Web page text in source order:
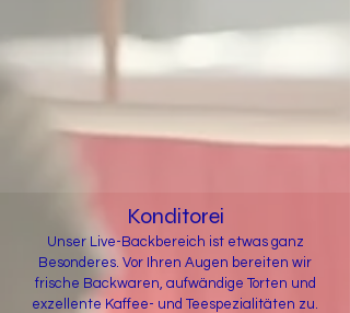
Konditorei
Unser Live-Backbereich ist etwas ganz
Besonderes. Vor Ihren Augen bereiten wir
frische Backwaren, aufwändige Torten und
exzellente Kaffee- und Teespezialitäten zu.